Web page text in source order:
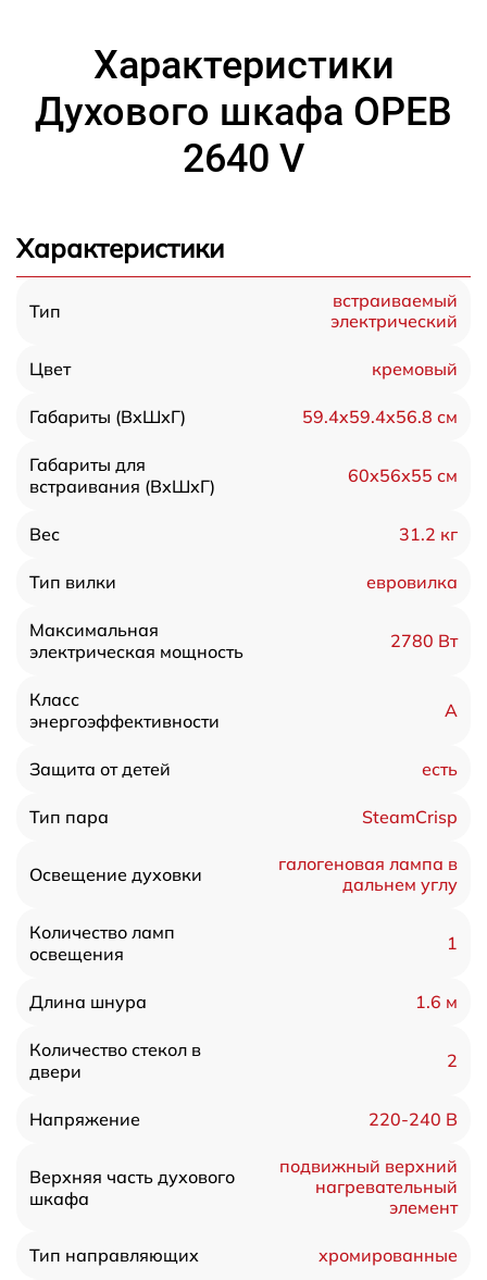
Характеристики
Духового шкафа OPEB
2640 V
Характеристики
Тип
встраиваемый
электрический
Цвет кремовый
Габариты (ВхШхГ) 59.4x59.4x56.8 см
Габариты для
встраивания (ВхШхГ)
60х56х55 см
Вес 31.2 кг
Тип вилки евровилка
Максимальная
электрическая мощность
2780 Вт
Класс
энергоэффективности
А
Защита от детей есть
Тип пара SteamCrisp
Освещение духовки
галогеновая лампа в
дальнем углу
Количество ламп
освещения
1
Длина шнура 1.6 м
Количество стекол в
двери
2
Напряжение 220-240 В
Верхняя часть духового
шкафа
подвижный верхний
нагревательный
элемент
Тип направляющих хромированные